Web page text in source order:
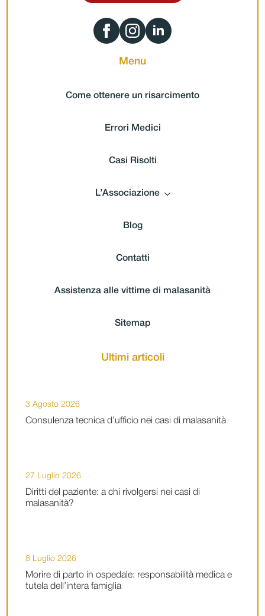
Menu
Come ottenere un risarcimento
Errori Medici
Casi Risolti
L’Associazione
Blog
Contatti
Assistenza alle vittime di malasanità
Sitemap
Ultimi articoli
Consulenza tecnica d’ufficio nei casi di malasanità
3 Agosto 2026
Diritti del paziente: a chi rivolgersi nei casi di
malasanità?
27 Luglio 2026
Morire di parto in ospedale: responsabilità medica e
tutela dell’intera famiglia
8 Luglio 2026